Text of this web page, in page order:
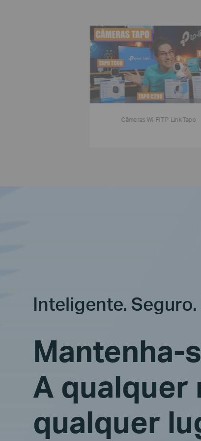
Câmeras Wi-Fi TP-Link Tapo
Inteligente. Seguro.
Mantenha-
A qualquer
qualquer